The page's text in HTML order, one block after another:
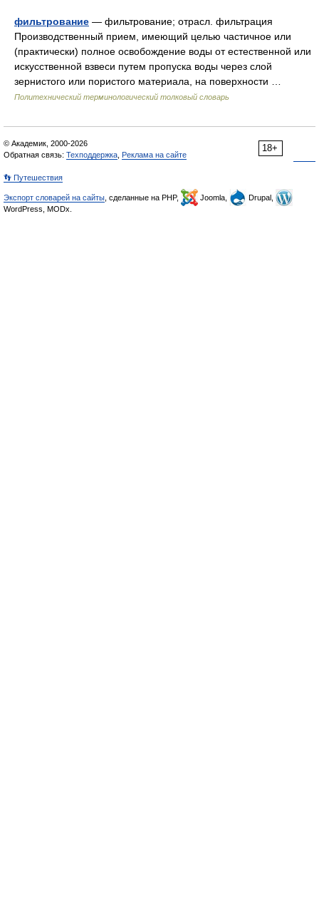
фильтрование — фильтрование; отрасл. фильтрация
Производственный прием, имеющий целью частичное или
(практически) полное освобождение воды от естественной или
искусственной взвеси путем пропуска воды через слой
зернистого или пористого материала, на поверхности …
Политехнический терминологический толковый словарь
18+
© Академик, 2000-2026
Обратная связь: Техподдержка Реклама на сайте
👣 Путешествия
Экспорт словарей на сайты , сделанные на PHP, Joomla,
Drupal,
WordPress, MODx.